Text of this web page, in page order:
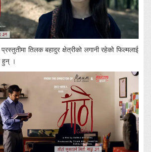
तिलक बहादुर क्षेत्रीको लगानी रहेको फिल्मलाई
हुन् ।